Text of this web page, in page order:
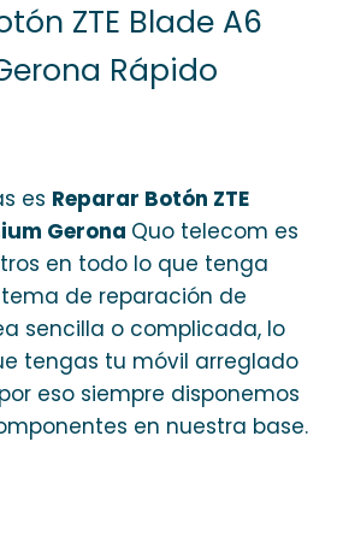
ZTE Blade A6
Rápido
es Reparar Botón ZTE
Gerona Quo telecom es
en todo lo que tenga
de reparación de
sencilla o complicada, lo
tengas tu móvil arreglado
eso siempre disponemos
en nuestra base.